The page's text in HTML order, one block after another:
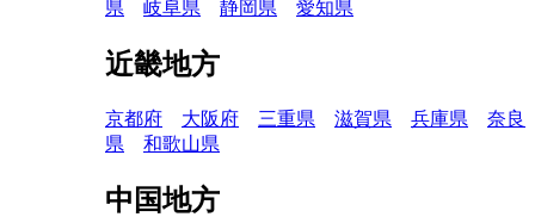
県
岐阜県 静岡県 愛知県
近畿地方
京都府 大阪府 三重県 滋賀県 兵庫県
奈良
県
和歌山県
中国地方